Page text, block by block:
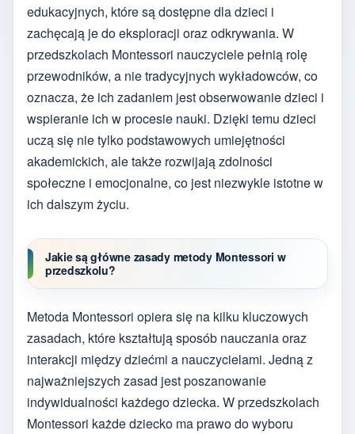
edukacyjnych, które są dostępne dla dzieci i
zachęcają je do eksploracji oraz odkrywania. W
przedszkolach Montessori nauczyciele pełnią rolę
przewodników, a nie tradycyjnych wykładowców, co
oznacza, że ich zadaniem jest obserwowanie dzieci i
wspieranie ich w procesie nauki. Dzięki temu dzieci
uczą się nie tylko podstawowych umiejętności
akademickich, ale także rozwijają zdolności
społeczne i emocjonalne, co jest niezwykle istotne w
ich dalszym życiu.
Jakie są główne zasady metody Montessori w
przedszkolu?
Metoda Montessori opiera się na kilku kluczowych
zasadach, które kształtują sposób nauczania oraz
interakcji między dziećmi a nauczycielami. Jedną z
najważniejszych zasad jest poszanowanie
indywidualności każdego dziecka. W przedszkolach
Montessori każde dziecko ma prawo do wyboru